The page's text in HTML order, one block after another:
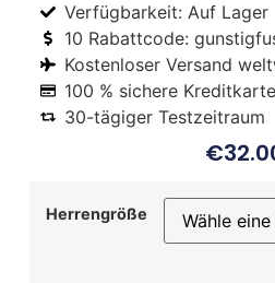
Verfügbarkeit: Auf Lager
10 Rabattcode:
Kostenloser Versand
100 % sichere
30-tägiger Testzeitraum
€
Herrengröße